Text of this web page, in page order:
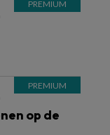
op de